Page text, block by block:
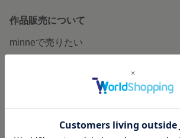
作品販売について
minneで売りたい
minne PLUS